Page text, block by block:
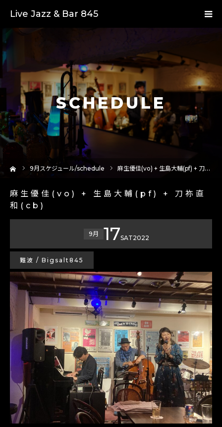
Live Jazz & Bar 845
SCHEDULE
9月スケジュール/schedule 麻生優佳(vo) + 生島大輔(pf) + 刀祢直和(cb)
麻生優佳(vo) + 生島大輔(pf) + 刀祢直
和(cb)
9月 17SAT2022
難波 / Bigsalt845